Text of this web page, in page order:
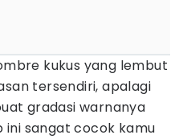
kukus yang lembut
tersendiri, apalagi
gradasi warnanya
ini sangat cocok kamu